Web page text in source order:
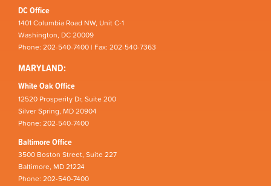
DC Office
1401 Columbia Road NW, Unit C-1
Washington, DC 20009
Phone: 202-540-7400 | Fax: 202-540-7363
MARYLAND:
White Oak Office
12520 Prosperity Dr, Suite 200
Silver Spring, MD 20904
Phone: 202-540-7400
Baltimore Office
3500 Boston Street, Suite 227
Baltimore, MD 21224
Phone: 202-540-7400